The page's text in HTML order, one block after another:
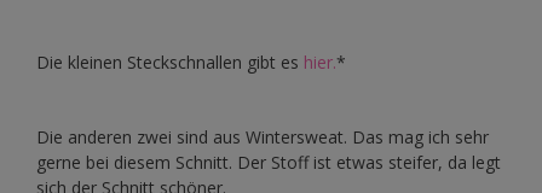
Die kleinen Steckschnallen gibt es hier.*
Die anderen zwei sind aus Wintersweat. Das mag ich sehr
gerne bei diesem Schnitt. Der Stoff ist etwas steifer, da legt
sich der Schnitt schöner.